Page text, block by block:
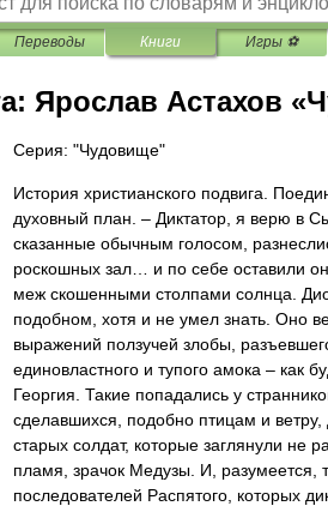
Переводы Книги Игры ⚽
Ярослав Астахов
Серия: "Чудовище"
История христианского подвига.
духовный план. – Диктатор, я верю в
сказанные обычным голосом,
роскошных зал… и по себе оставили
меж скошенными столпами солнца.
подобном, хотя и не умел знать. Оно
выражений ползучей злобы,
единовластного и тупого амока – как
Георгия. Такие попадались у
сделавшихся, подобно птицам и
старых солдат, которые заглянули не
пламя, зрачок Медузы. И, разумеется,
последователей Распятого, которых